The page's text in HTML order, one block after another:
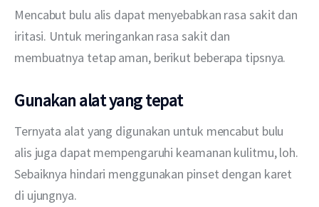
Mencabut bulu alis dapat menyebabkan rasa sakit dan
iritasi. Untuk meringankan rasa sakit dan
membuatnya tetap aman, berikut beberapa tipsnya.
Gunakan alat yang tepat
Ternyata alat yang digunakan untuk mencabut bulu
alis juga dapat mempengaruhi keamanan kulitmu, loh.
Sebaiknya hindari menggunakan pinset dengan karet
di ujungnya.